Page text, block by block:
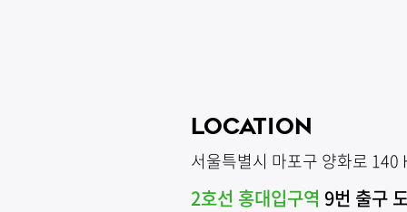
LOCATION
서울특별시 마포구 양화로
2호선 홍대입구역 9번 출구